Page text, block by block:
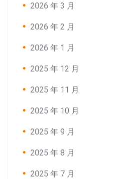
2026 年 3 月
2026 年 2 月
2026 年 1 月
2025 年 12 月
2025 年 11 月
2025 年 10 月
2025 年 9 月
2025 年 8 月
2025 年 7 月